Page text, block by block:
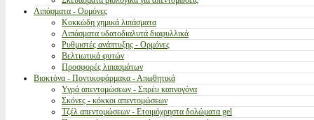
Λιπάσματα - Ορμόνες
Κοκκώδη χημικά λιπάσματα
Λιπάσματα υδατοδιαλυτά διαφυλλικά
Ρυθμιστές ανάπτυξης - Ορμόνες
Βελτιωτικά φυτών
Προσφορές λιπασμάτων
Βιοκτόνα - Ποντικοφάρμακα - Απωθητικά
Υγρά απεντομώσεων - Σπρέυ καπνογόνα
Σκόνες - κόκκοι απεντομώσεων
Τζέλ απεντομώσεων - Ετοιμόχρηστα δολώματα gel